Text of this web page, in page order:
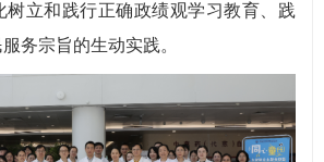
树立和践行正确政绩观学习教育、践
务宗旨的生动实践。